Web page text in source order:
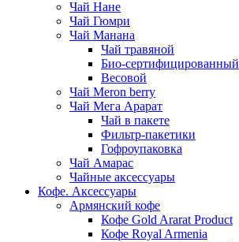
Чай Нане
Чай Гюмри
Чай Манана
Чай травяной
Био-сертифицированный
Весовой
Чай Meron berry
Чай Мега Арарат
Чай в пакете
Фильтр-пакетики
Гофроупаковка
Чай Амарас
Чайные аксессуары
Кофе. Аксессуары
Армянский кофе
Кофе Gold Ararat Product
Кофе Royal Armenia